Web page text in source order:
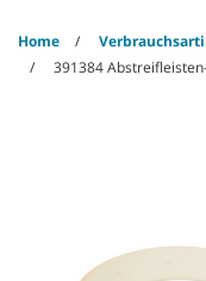
Home
391384